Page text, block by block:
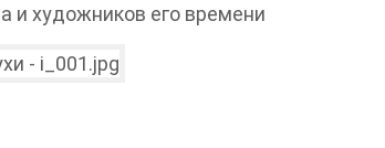
и художников его времени